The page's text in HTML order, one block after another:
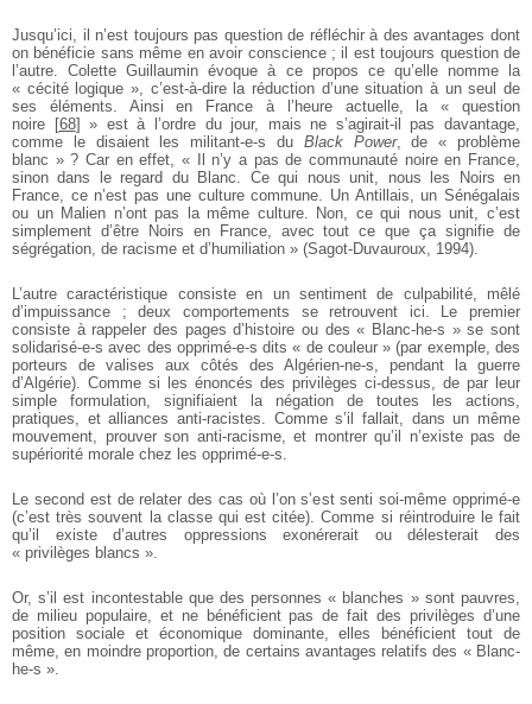
Jusqu’ici, il n’est toujours pas question de réfléchir à des avantages dont
on bénéficie sans même en avoir conscience ; il est toujours question de
l’autre. Colette Guillaumin évoque à ce propos ce qu’elle nomme la
« cécité logique », c’est-à-dire la réduction d’une situation à un seul de
ses éléments. Ainsi en France à l’heure actuelle, la « question
noire [68] » est à l’ordre du jour, mais ne s’agirait-il pas davantage,
comme le disaient les militant-e-s du Black Power, de « problème
blanc » ? Car en effet, « Il n’y a pas de communauté noire en France,
sinon dans le regard du Blanc. Ce qui nous unit, nous les Noirs en
France, ce n’est pas une culture commune. Un Antillais, un Sénégalais
ou un Malien n’ont pas la même culture. Non, ce qui nous unit, c’est
simplement d’être Noirs en France, avec tout ce que ça signifie de
ségrégation, de racisme et d’humiliation » (Sagot-Duvauroux, 1994).
L’autre caractéristique consiste en un sentiment de culpabilité, mêlé
d’impuissance ; deux comportements se retrouvent ici. Le premier
consiste à rappeler des pages d’histoire ou des « Blanc-he-s » se sont
solidarisé-e-s avec des opprimé-e-s dits « de couleur » (par exemple, des
porteurs de valises aux côtés des Algérien-ne-s, pendant la guerre
d’Algérie). Comme si les énoncés des privilèges ci-dessus, de par leur
simple formulation, signifiaient la négation de toutes les actions,
pratiques, et alliances anti-racistes. Comme s’il fallait, dans un même
mouvement, prouver son anti-racisme, et montrer qu’il n’existe pas de
supériorité morale chez les opprimé-e-s.
Le second est de relater des cas où l’on s’est senti soi-même opprimé-e
(c’est très souvent la classe qui est citée). Comme si réintroduire le fait
qu’il existe d’autres oppressions exonérerait ou délesterait des
« privilèges blancs ».
Or, s’il est incontestable que des personnes « blanches » sont pauvres,
de milieu populaire, et ne bénéficient pas de fait des privilèges d’une
position sociale et économique dominante, elles bénéficient tout de
même, en moindre proportion, de certains avantages relatifs des « Blanc-
he-s ».